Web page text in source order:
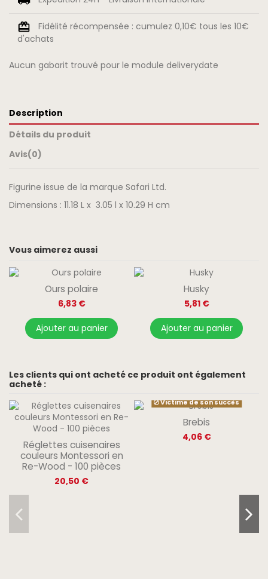
Fidélité récompensée : cumulez 0,10€ tous les 10€
d'achats
Aucun gabarit trouvé pour le module deliverydate
Description
Détails du produit
Avis(0)
Figurine issue de la marque Safari Ltd.
Dimensions : 11.18 L x 3.05 l x 10.29 H cm
Vous aimerez aussi
Ours polaire
6,83 €
Ajouter au panier
Husky
5,81 €
Ajouter au panier
Les clients qui ont acheté ce produit ont également
acheté :
Réglettes cuisenaires
couleurs Montessori en
Re-Wood - 100 pièces
20,50 €
Victime de son succès
Brebis
4,06 €